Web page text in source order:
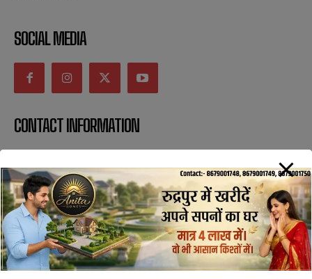
SOCIAL MEDIA
CONTACT INFORMATION
SUBSCRIBE NOW
All Rights Reserved with uttaranchaldeep